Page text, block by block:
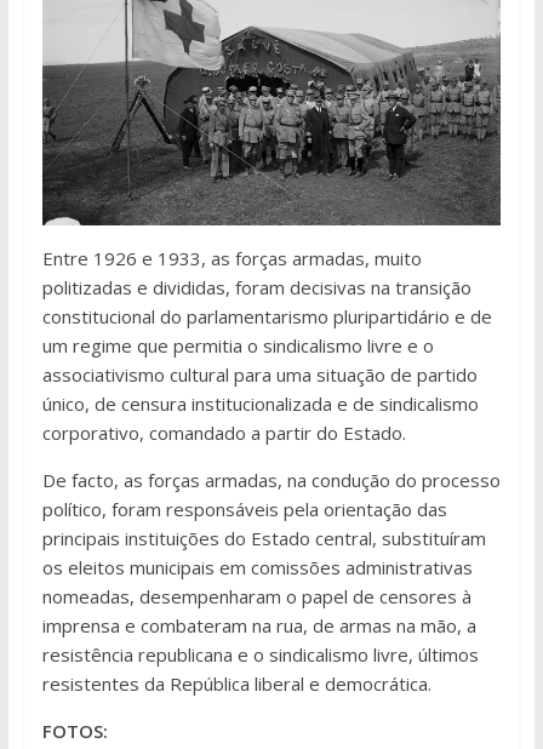
Entre 1926 e 1933, as forças armadas, muito
politizadas e divididas, foram decisivas na transição
constitucional do parlamentarismo pluripartidário e de
um regime que permitia o sindicalismo livre e o
associativismo cultural para uma situação de partido
único, de censura institucionalizada e de sindicalismo
corporativo, comandado a partir do Estado.
De facto, as forças armadas, na condução do processo
político, foram responsáveis pela orientação das
principais instituições do Estado central, substituíram
os eleitos municipais em comissões administrativas
nomeadas, desempenharam o papel de censores à
imprensa e combateram na rua, de armas na mão, a
resistência republicana e o sindicalismo livre, últimos
resistentes da República liberal e democrática.
FOTOS: